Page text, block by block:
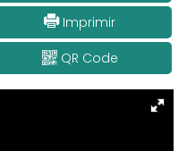
Imprimir
QR Code